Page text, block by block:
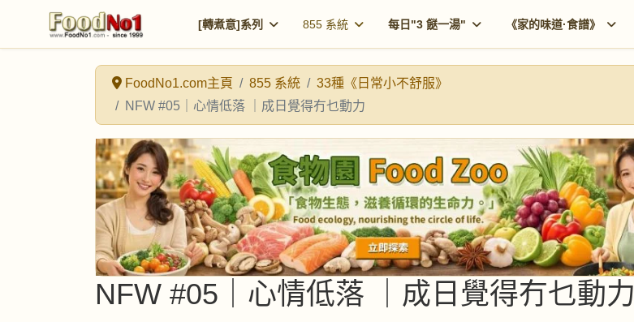
[轉煮意]系列 855 系統 每日"3 餸一湯" 《家的味道·食譜》
FoodNo1.com主頁 855 系統
33種《日常小不舒服》
NFW #05｜心情低落 ｜成日覺得冇乜動力
NFW #05｜心情低落 ｜成日覺得冇乜動力